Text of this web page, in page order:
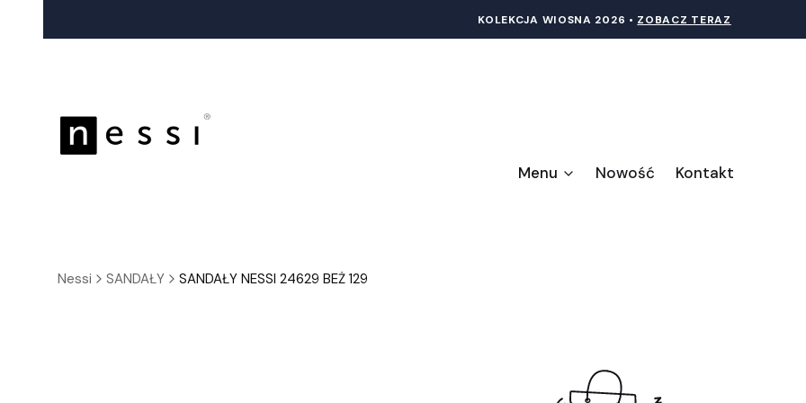
KOLEKCJA WIOSNA 2026 • ZOBACZ TERAZ
Menu Nowość Kontakt
Nessi SANDAŁY SANDAŁY NESSI 24629 BEŻ 129